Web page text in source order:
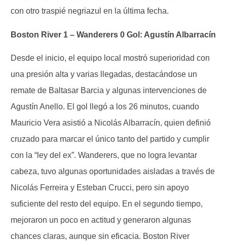
con otro traspié negriazul en la última fecha.
Boston River 1 – Wanderers 0 Gol: Agustín Albarracín
Desde el inicio, el equipo local mostró superioridad con
una presión alta y varias llegadas, destacándose un
remate de Baltasar Barcia y algunas intervenciones de
Agustín Anello. El gol llegó a los 26 minutos, cuando
Mauricio Vera asistió a Nicolás Albarracín, quien definió
cruzado para marcar el único tanto del partido y cumplir
con la “ley del ex”. Wanderers, que no logra levantar
cabeza, tuvo algunas oportunidades aisladas a través de
Nicolás Ferreira y Esteban Crucci, pero sin apoyo
suficiente del resto del equipo. En el segundo tiempo,
mejoraron un poco en actitud y generaron algunas
chances claras, aunque sin eficacia. Boston River